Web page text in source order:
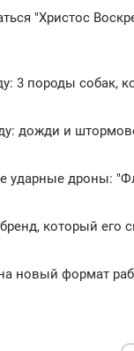
"Христос
3 породы собак,
дожди и
ударные дроны:
который его
новый формат